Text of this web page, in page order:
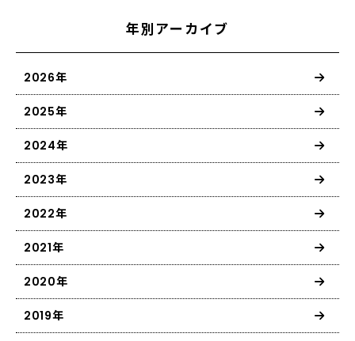
年別アーカイブ
2026年
2025年
2024年
2023年
2022年
2021年
2020年
2019年